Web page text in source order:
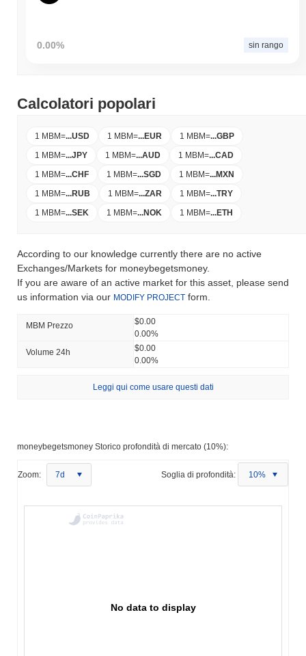
0.00% sin rango
Calcolatori popolari
1 MBM=...USD 1 MBM=...EUR 1 MBM=...GBP
1 MBM=...JPY 1 MBM=...AUD 1 MBM=...CAD
1 MBM=...CHF 1 MBM=...SGD 1 MBM=...MXN
1 MBM=...RUB 1 MBM=...ZAR 1 MBM=...TRY
1 MBM=...SEK 1 MBM=...NOK 1 MBM=...ETH
According to our knowledge currently there are no active
Exchanges/Markets for moneybegetsmoney.
If you are aware of an active market for this asset, please send
us information via our MODIFY PROJECT form.
MBM Prezzo
$0.00
0.00%
Volume 24h
$0.00
0.00%
Leggi qui come usare questi dati
moneybegetsmoney Storico profondità di mercato (10%):
Zoom: 7d Soglia di profondità: 10%
No data to display